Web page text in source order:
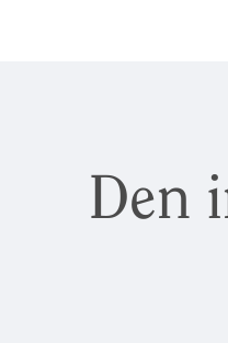
Den